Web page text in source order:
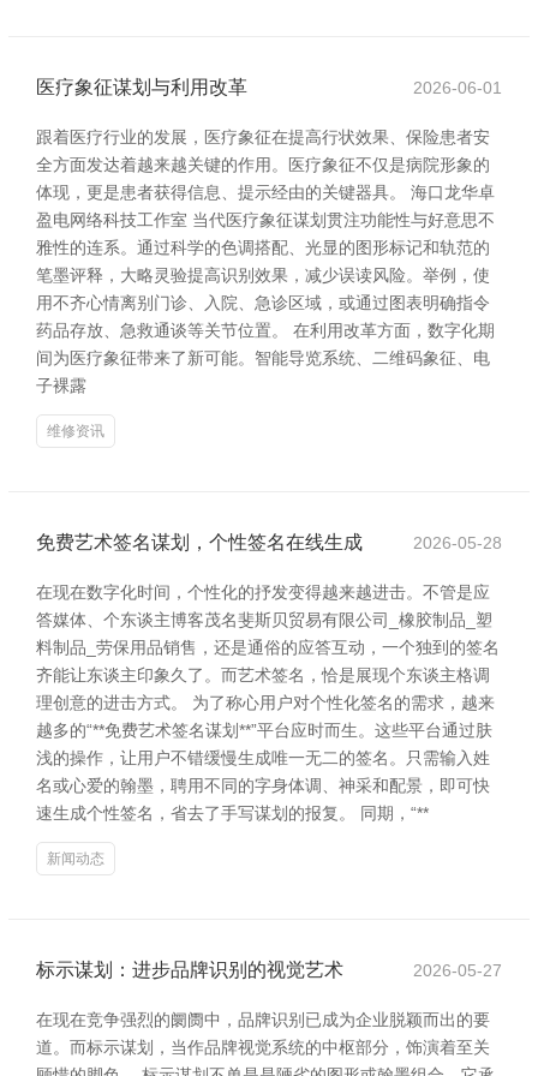
医疗象征谋划与利用改革 2026-06-01
跟着医疗行业的发展，医疗象征在提高行状效果、保险患者安
全方面发达着越来越关键的作用。医疗象征不仅是病院形象的
体现，更是患者获得信息、提示经由的关键器具。 海口龙华卓
盈电网络科技工作室 当代医疗象征谋划贯注功能性与好意思不
雅性的连系。通过科学的色调搭配、光显的图形标记和轨范的
笔墨评释，大略灵验提高识别效果，减少误读风险。举例，使
用不齐心情离别门诊、入院、急诊区域，或通过图表明确指令
药品存放、急救通谈等关节位置。 在利用改革方面，数字化期
间为医疗象征带来了新可能。智能导览系统、二维码象征、电
子裸露
维修资讯
免费艺术签名谋划，个性签名在线生成 2026-05-28
在现在数字化时间，个性化的抒发变得越来越进击。不管是应
答媒体、个东谈主博客茂名斐斯贝贸易有限公司_橡胶制品_塑
料制品_劳保用品销售，还是通俗的应答互动，一个独到的签名
齐能让东谈主印象久了。而艺术签名，恰是展现个东谈主格调
理创意的进击方式。 为了称心用户对个性化签名的需求，越来
越多的“**免费艺术签名谋划**”平台应时而生。这些平台通过肤
浅的操作，让用户不错缓慢生成唯一无二的签名。只需输入姓
名或心爱的翰墨，聘用不同的字身体调、神采和配景，即可快
速生成个性签名，省去了手写谋划的报复。 同期，“**
新闻动态
标示谋划：进步品牌识别的视觉艺术 2026-05-27
在现在竞争强烈的阛阓中，品牌识别已成为企业脱颖而出的要
道。而标示谋划，当作品牌视觉系统的中枢部分，饰演着至关